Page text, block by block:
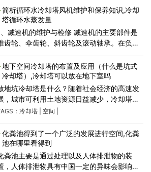
分体现。封闭冷却塔又称蒸发式空冷器、密
闭式冷却塔或封
简析循环水冷却塔风机维护和保养知识,冷却
塔循环水蒸发量
减速机的维护与检修 减速机的主要部件是
齿轮、伞齿轮、斜齿轮及滚动轴承。在负荷
作面磨损和点蚀。齿轮出现磨损或点蚀后，
运动精度
地下空间冷却塔的布置及应用（什么是坑式
冷却塔）,冷却塔可以放在地下室吗
地坑冷却塔是什么？随着社会经济的高速发
，城市可利用土地资源日益减少，冷却塔作
空调系统中的重要设备，其位置设计往往会
的运行性能,为大家
： 冷却塔| 空间
化粪池得到了一个广泛的发展进行空间,化粪
池在哪里看得到
粪池主要是通过处理以及人体排泄物的装
，人体排泄物具有中国一定的异味会影响社